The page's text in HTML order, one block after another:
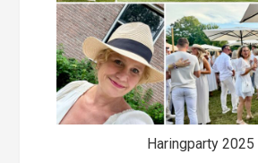
Haringparty 2025